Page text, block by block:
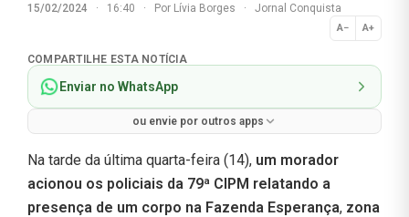
15/02/2024 · 16:40 · Por Lívia Borges · Jornal Conquista
A− A+
Normal
COMPARTILHE ESTA NOTÍCIA
Enviar no WhatsApp
ou envie por outros apps
Na tarde da última quarta-feira (14), um morador
acionou os policiais da 79ª CIPM relatando a
presença de um corpo na Fazenda Esperança, zona